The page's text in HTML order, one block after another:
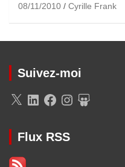
08/11/2010 Cyrille Frank
Suivez-moi
X LinkedInFacebook
InstagramSlideShare
Flux RSS